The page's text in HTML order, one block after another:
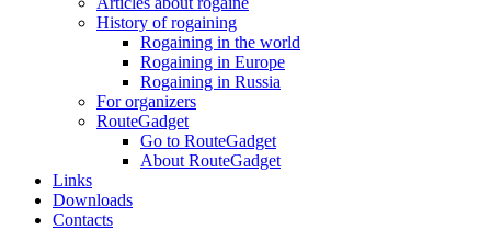
History of rogaining
Rogaining in the world
Rogaining in Europe
Rogaining in Russia
For organizers
RouteGadget
Go to RouteGadget
About RouteGadget
Links
Downloads
Contacts